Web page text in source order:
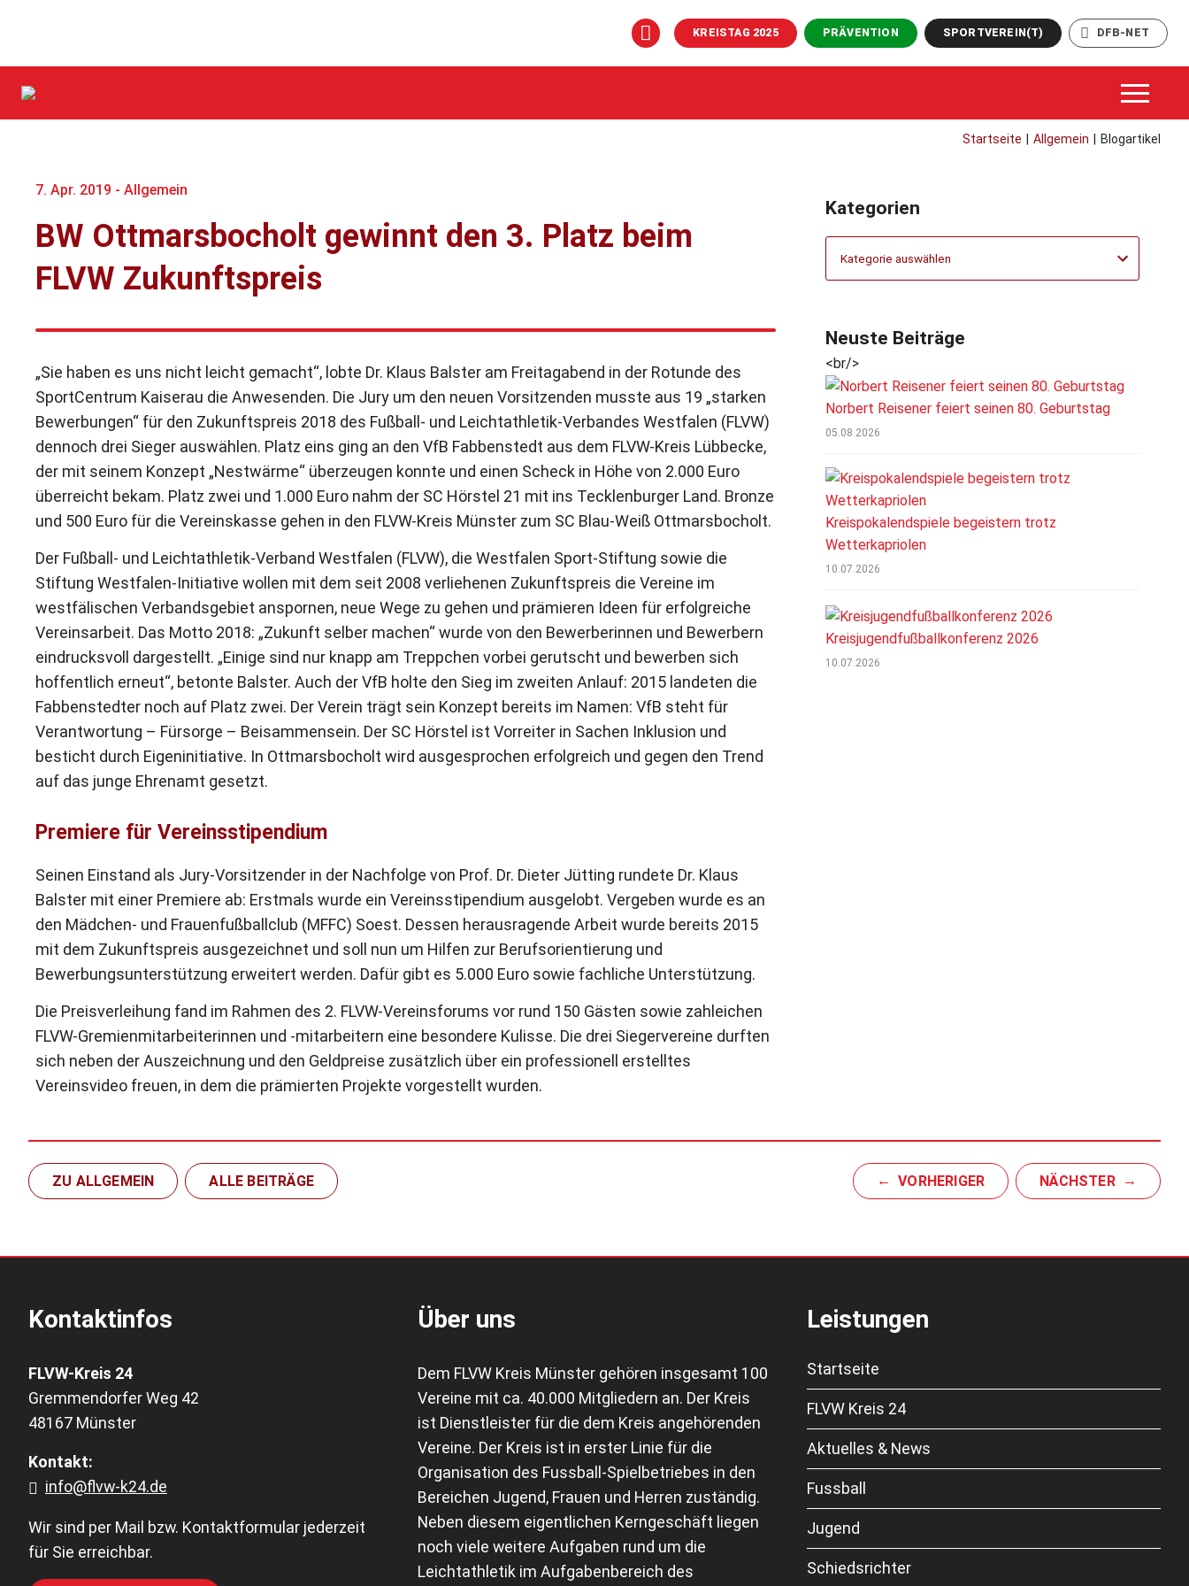
KREISTAG 2025 PRÄVENTION SPORTVEREIN(T) DFB-NET
Startseite Allgemein Blogartikel
7. Apr. 2019 - Allgemein
BW Ottmarsbocholt gewinnt den 3. Platz beim
FLVW Zukunftspreis
„Sie haben es uns nicht leicht gemacht“, lobte Dr. Klaus Balster am Freitagabend in der Rotunde des
SportCentrum Kaiserau die Anwesenden. Die Jury um den neuen Vorsitzenden musste aus 19 „starken
Bewerbungen“ für den Zukunftspreis 2018 des Fußball- und Leichtathletik-Verbandes Westfalen (FLVW)
dennoch drei Sieger auswählen. Platz eins ging an den VfB Fabbenstedt aus dem FLVW-Kreis Lübbecke,
der mit seinem Konzept „Nestwärme“ überzeugen konnte und einen Scheck in Höhe von 2.000 Euro
überreicht bekam. Platz zwei und 1.000 Euro nahm der SC Hörstel 21 mit ins Tecklenburger Land. Bronze
und 500 Euro für die Vereinskasse gehen in den FLVW-Kreis Münster zum SC Blau-Weiß Ottmarsbocholt.
Der Fußball- und Leichtathletik-Verband Westfalen (FLVW), die Westfalen Sport-Stiftung sowie die
Stiftung Westfalen-Initiative wollen mit dem seit 2008 verliehenen Zukunftspreis die Vereine im
westfälischen Verbandsgebiet anspornen, neue Wege zu gehen und prämieren Ideen für erfolgreiche
Vereinsarbeit. Das Motto 2018: „Zukunft selber machen“ wurde von den Bewerberinnen und Bewerbern
eindrucksvoll dargestellt. „Einige sind nur knapp am Treppchen vorbei gerutscht und bewerben sich
hoffentlich erneut“, betonte Balster. Auch der VfB holte den Sieg im zweiten Anlauf: 2015 landeten die
Fabbenstedter noch auf Platz zwei. Der Verein trägt sein Konzept bereits im Namen: VfB steht für
Verantwortung – Fürsorge – Beisammensein. Der SC Hörstel ist Vorreiter in Sachen Inklusion und
besticht durch Eigeninitiative. In Ottmarsbocholt wird ausgesprochen erfolgreich und gegen den Trend
auf das junge Ehrenamt gesetzt.
Premiere für Vereinsstipendium
Seinen Einstand als Jury-Vorsitzender in der Nachfolge von Prof. Dr. Dieter Jütting rundete Dr. Klaus
Balster mit einer Premiere ab: Erstmals wurde ein Vereinsstipendium ausgelobt. Vergeben wurde es an
den Mädchen- und Frauenfußballclub (MFFC) Soest. Dessen herausragende Arbeit wurde bereits 2015
mit dem Zukunftspreis ausgezeichnet und soll nun um Hilfen zur Berufsorientierung und
Bewerbungsunterstützung erweitert werden. Dafür gibt es 5.000 Euro sowie fachliche Unterstützung.
Die Preisverleihung fand im Rahmen des 2. FLVW-Vereinsforums vor rund 150 Gästen sowie zahleichen
FLVW-Gremienmitarbeiterinnen und -mitarbeitern eine besondere Kulisse. Die drei Siegervereine durften
sich neben der Auszeichnung und den Geldpreise zusätzlich über ein professionell erstelltes
Vereinsvideo freuen, in dem die prämierten Projekte vorgestellt wurden.
Kategorien
Neuste Beiträge
<br/>
Norbert Reisener feiert seinen 80. Geburtstag
05.08.2026
Kreispokalendspiele begeistern trotz
Wetterkapriolen
10.07.2026
Kreisjugendfußballkonferenz 2026
10.07.2026
ZU ALLGEMEIN ALLE BEITRÄGE VORHERIGER NÄCHSTER
Kontaktinfos
FLVW-Kreis 24
Gremmendorfer Weg 42
48167 Münster
Kontakt:
info@flvw-k24.de
Wir sind per Mail bzw. Kontaktformular jederzeit
für Sie erreichbar.
Über uns
Dem FLVW Kreis Münster gehören insgesamt 100
Vereine mit ca. 40.000 Mitgliedern an. Der Kreis
ist Dienstleister für die dem Kreis angehörenden
Vereine. Der Kreis ist in erster Linie für die
Organisation des Fussball-Spielbetriebes in den
Bereichen Jugend, Frauen und Herren zuständig.
Neben diesem eigentlichen Kerngeschäft liegen
noch viele weitere Aufgaben rund um die
Leichtathletik im Aufgabenbereich des
Leistungen
Startseite
FLVW Kreis 24
Aktuelles & News
Fussball
Jugend
Schiedsrichter